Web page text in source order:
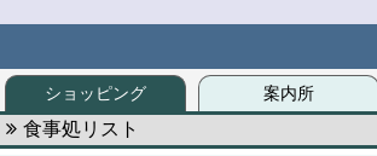
ショッピング 案内所
食事処リスト